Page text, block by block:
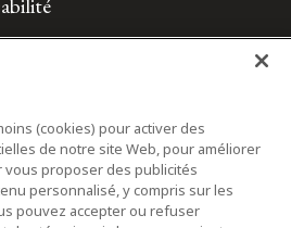
services
(cookies) pour activer des
de notre site Web, pour améliorer
proposer des publicités
personnalisé, y compris sur les
pouvez accepter ou refuser